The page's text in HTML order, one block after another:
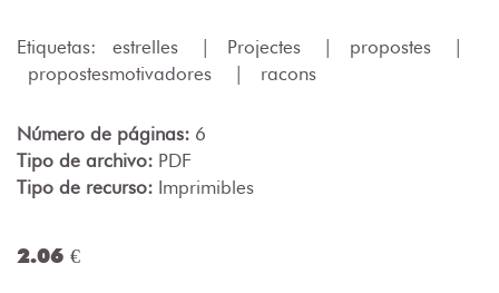
Etiquetas: estrelles Projectes propostes
propostesmotivadores
racons
Número de páginas: 6
Tipo de archivo: PDF
Tipo de recurso: Imprimibles
2.06 €